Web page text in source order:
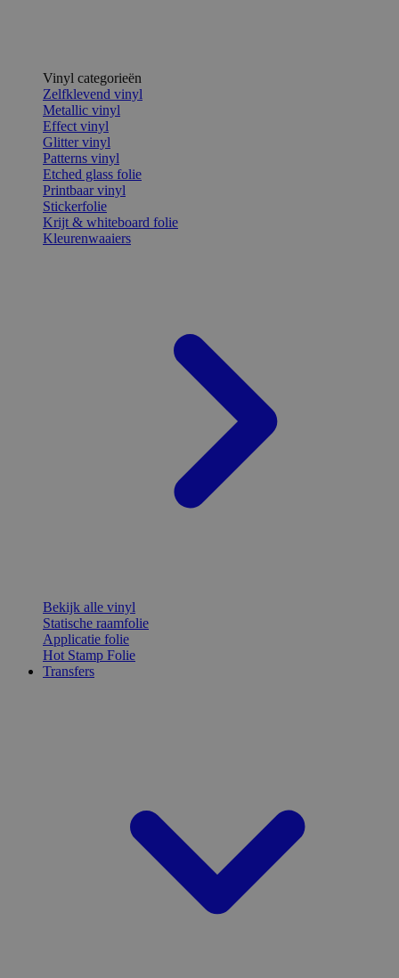
Vinyl categorieën
Zelfklevend vinyl
Metallic vinyl
Effect vinyl
Glitter vinyl
Patterns vinyl
Etched glass folie
Printbaar vinyl
Stickerfolie
Krijt & whiteboard folie
Kleurenwaaiers
Bekijk alle vinyl
Statische raamfolie
Applicatie folie
Hot Stamp Folie
Transfers